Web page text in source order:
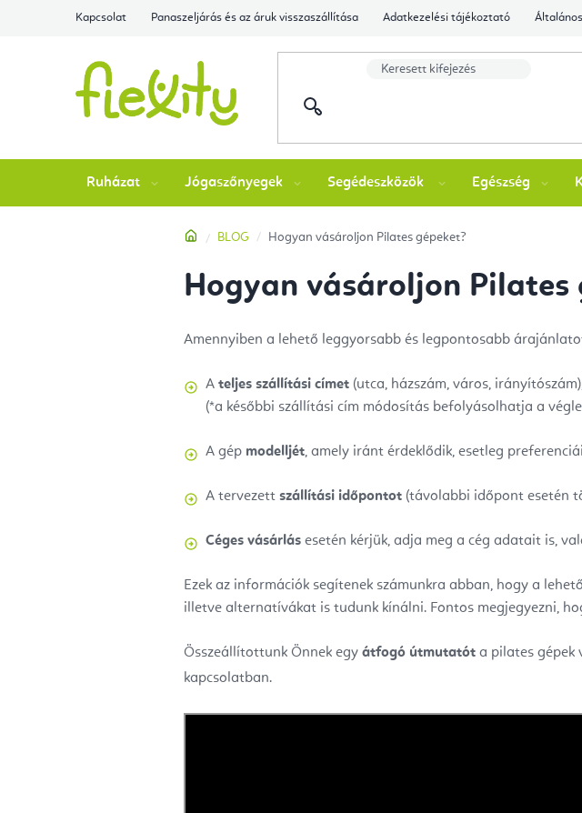
Kapcsolat Panaszeljárás és az áruk visszaszállítása Adatkezelési tájékoztató
Ruházat Jógaszőnyegek Segédeszközök Egészség
Kezdőlap
BLOG Hogyan vásároljon Pilates gépeket?
Hogyan vásároljon Pilates
Amennyiben a lehető leggyorsabb és legpontosabb
A teljes szállítási címet (utca, házszám, város,
(*a későbbi szállítási cím módosítás befolyásolhatja a
A gép modelljét, amely iránt érdeklődik, esetleg
A tervezett szállítási időpontot (távolabbi időpont esetén
Céges vásárlás esetén kérjük, adja meg a cég adatait is,
Ezek az információk segítenek számunkra abban, hogy a
illetve alternatívákat is tudunk kínálni. Fontos megjegyezni,
Összeállítottunk Önnek egy átfogó útmutatót a pilates gépek
kapcsolatban.